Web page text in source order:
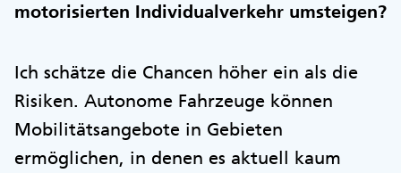
motorisierten Individualverkehr umsteigen?
Ich schätze die Chancen höher ein als die
Risiken. Autonome Fahrzeuge können
Mobilitätsangebote in Gebieten
ermöglichen, in denen es aktuell kaum